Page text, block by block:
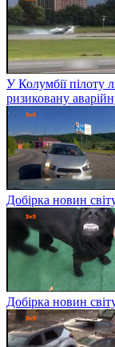
У Колумбії пілоту
ризиковану
Добірка новин
Добірка новин